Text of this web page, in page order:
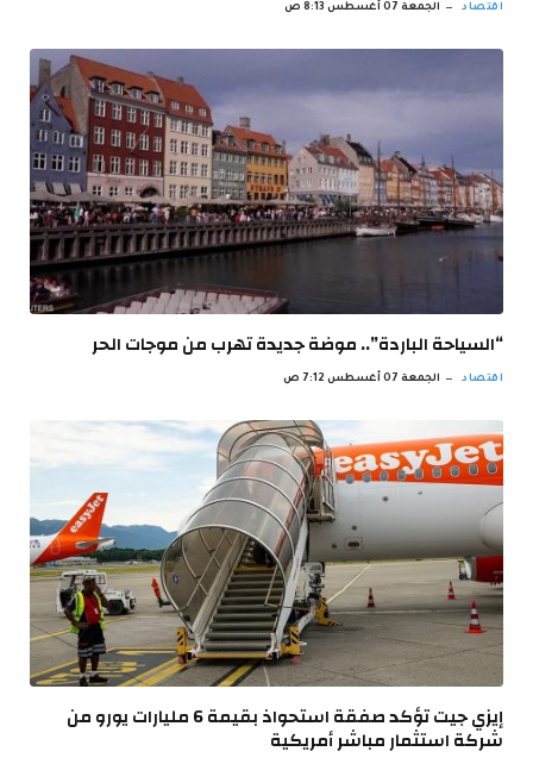
اقتصاد الجمعة 07 أغسطس 8:13 ص
“السياحة الباردة”.. موضة جديدة تهرب من موجات الحر
اقتصاد الجمعة 07 أغسطس 7:12 ص
إيزي جيت تؤكد صفقة استحواذ بقيمة 6 مليارات يورو من
شركة استثمار مباشر أمريكية